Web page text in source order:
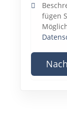
fügen